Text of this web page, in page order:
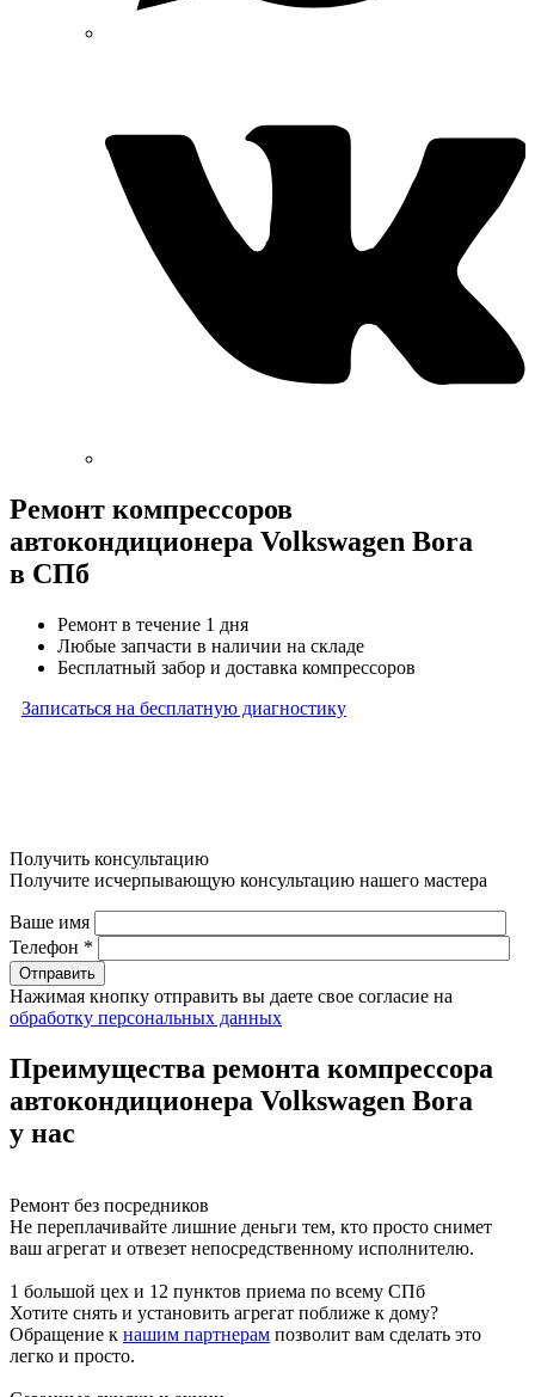
Ремонт компрессоров
автокондиционера Volkswagen Bora
в СПб
Ремонт в течение 1 дня
Любые запчасти в наличии на складе
Бесплатный забор и доставка компрессоров
Записаться на бесплатную диагностику
Получить консультацию
Получите исчерпывающую консультацию нашего мастера
Ваше имя
Телефон *
Нажимая кнопку отправить вы даете свое согласие на
обработку персональных данных
Преимущества ремонта компрессора
автокондиционера Volkswagen Bora
у нас
Ремонт без посредников
Не переплачивайте лишние деньги тем, кто просто снимет
ваш агрегат и отвезет непосредственному исполнителю.
1 большой цех и 12 пунктов приема по всему СПб
Хотите снять и установить агрегат поближе к дому?
Обращение к нашим партнерам позволит вам сделать это
легко и просто.